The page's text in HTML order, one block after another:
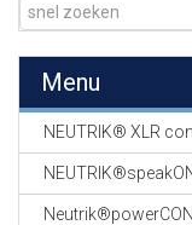
Menu
NEUTRIK® XLR